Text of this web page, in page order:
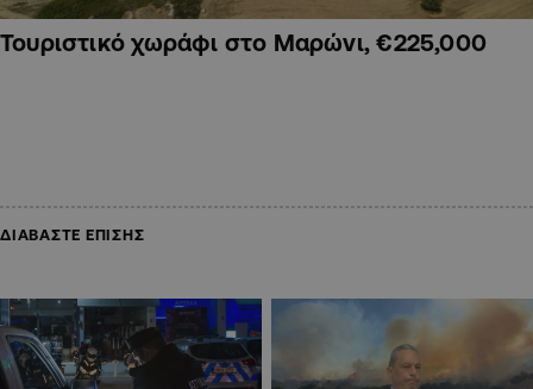
Τουριστικό χωράφι στο Μαρώνι, €225,000
ΔΙΑΒΑΣΤΕ ΕΠΙΣΗΣ